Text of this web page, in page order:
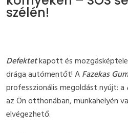
szélén!
Defektetkapott és
drága autómentőt! AFazekas
professzionális megoldást nyújt: a
az Ön otthonában, munkahelyén
elvégezhető.